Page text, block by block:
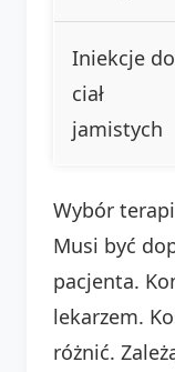
Iniekcje do
ciał
jamistych
Wybór
Musi być
pacjenta.
lekarzem.
różnić.